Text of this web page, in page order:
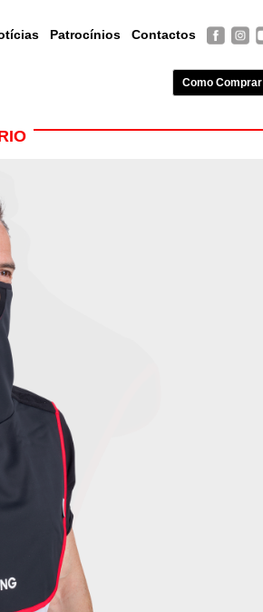
Patrocínios Contactos
Como Comprar